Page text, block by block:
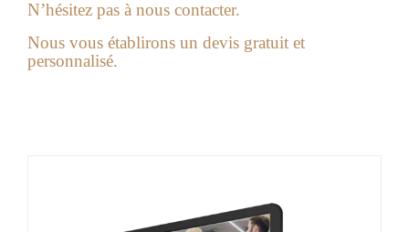
N’hésitez pas à nous contacter.
Nous vous établirons un devis gratuit et
personnalisé.